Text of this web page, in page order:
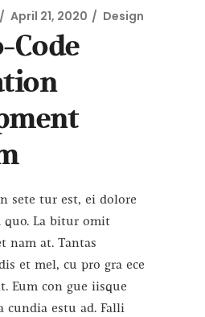
April 21, 2020 Design
Code
sete tur est, ei dolore
quo. La bitur omit
nam at. Tantas
et mel, cu pro gra ece
Eum con gue iisque
cundia estu ad. Falli